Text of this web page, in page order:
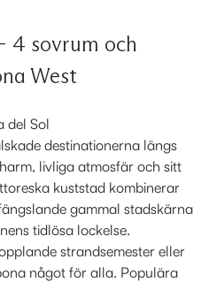
4 sovrum och
West
del Sol
destinationerna längs
livliga atmosfär och sitt
kuststad kombinerar
gammal stadskärna
tidlösa lockelse.
strandsemester eller
något för alla. Populära